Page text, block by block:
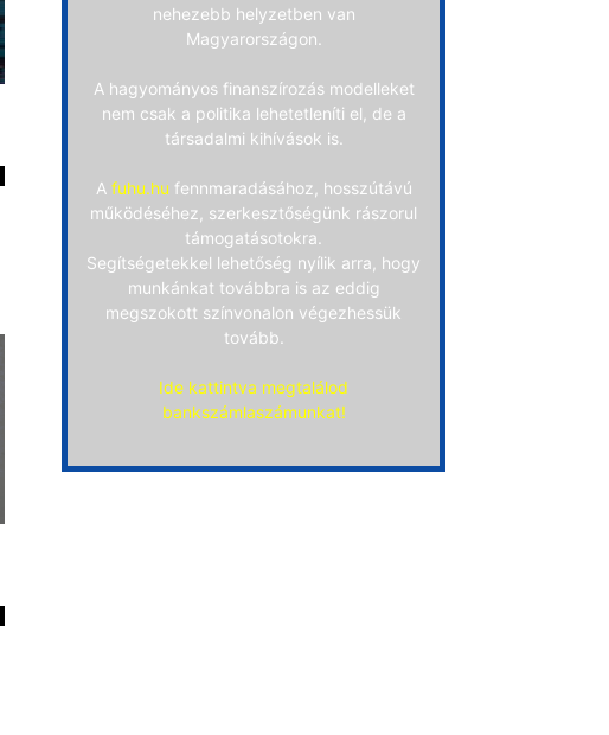
nehezebb helyzetben van
Magyarországon.
A hagyományos finanszírozás modelleket
nem csak a politika lehetetleníti el, de a
társadalmi kihívások is.
A fuhu.hu fennmaradásához, hosszútávú
működéséhez, szerkesztőségünk rászorul
támogatásotokra.
Segítségetekkel lehetőség nyílik arra, hogy
munkánkat továbbra is az eddig
megszokott színvonalon végezhessük
tovább.
Ide kattintva megtalálod
bankszámlaszámunkat!